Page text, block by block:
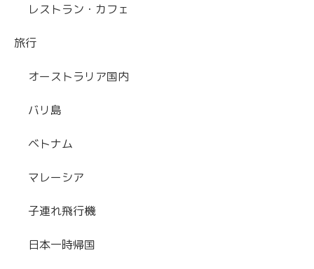
レストラン・カフェ
旅行
オーストラリア国内
バリ島
ベトナム
マレーシア
子連れ飛行機
日本一時帰国